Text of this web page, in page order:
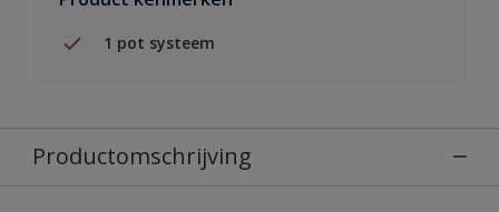
1 pot systeem
Productomschrijving